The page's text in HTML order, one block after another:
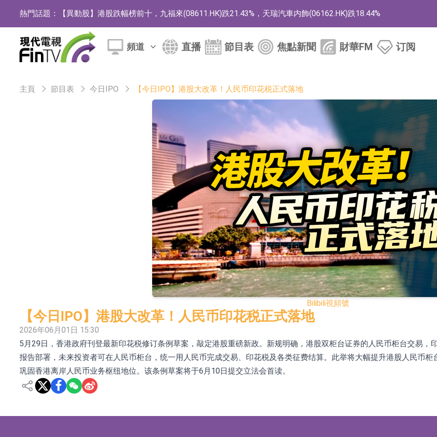
熱門話題： 【異動股】港股跌幅榜前十，九福來(08611.HK)跌21.43%，天瑞汽車内飾(06162.HK)跌18.44%
【異動股】港股漲幅榜前十，佳明集團控股(01271.HK)漲+78.22%，拿森科技(02261.HK)漲+64.11%
斯迪克：公司為國內摺疊屏核心功能材料供應商
聚辰股份：公司VPD芯片已順利通過目標客戶的測試認證
上期所：7月份對11個實際控制關系賬戶組採取限制開倉的監管措施
特發服務：成功中標嗶哩嗶哩上海濱江總部物業服務項目
亞太股份：公司是零跑汽車和Stellantis集團的供應商
理工雷科面向邊緣AI場景推出"山海"系列智算模組 系列產品基於國產CPU與GPU構建
【異動股】醫療研發外包板塊拉升，博騰股份(300363.CN)漲20.02%
依米康：海外交付以東南亞、中東市場為主 並已取得歐美相關認證
上交所：財通多策略福鑫定期開放靈活配置混合型發起式證券投資基金臨時停牌
上交所：景順長城全球半導體芯片產業股票型證券投資基金臨時停牌
【異動股】港股跌幅榜前十，卡森國際(00496.HK)跌22.40%，九福來(08611.HK)跌21.01%
【異動股】港股漲幅榜前十，拿森科技(02261.HK)漲+75.05%，辰興發展(02286.HK)漲+64.91%
神火股份：新疆神火鋁水轉化率已100%
【異動股】焦炭Ⅲ板塊下挫，陝西黑貓(601015.CN)跌8.38%
浙江證監局對財通證券股份有限公司採取出具警示函措施
山金國際：港股上市工作正常推進中
頻道 直播 節目表 焦點新聞 財華FM 订阅
主頁 節目表 今日IPO 【今日IPO】港股大改革！人民币印花税正式落地
Bilibili視頻號
【今日IPO】港股大改革！人民币印花税正式落地
2026年06月01日 15:30
5月29日，香港政府刊登最新印花税修订条例草案，敲定港股重磅新政。新规明确，港股双柜台证券的人民币柜台交易
报告部署，未来投资者可在人民币柜台，统一用人民币完成交易、印花税及各类征费结算。此举将大幅提升港股人民币
巩固香港离岸人民币业务枢纽地位。该条例草案将于6月10日提交立法会首读。